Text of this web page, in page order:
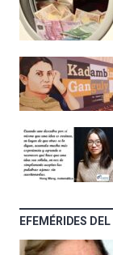
EFEMÉRIDES